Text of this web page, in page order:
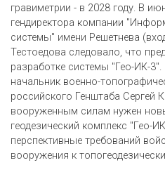
гравиметрии - в 2028 году. В
гендиректора компании
системы" имени Решетнева
Тестоедова следовало, что
разработке системы "Гео-ИК-3".
начальник военно-
российского Генштаба Сергей
вооруженным силам нужен
геодезический комплекс "Гео-
перспективные требований
вооружения к